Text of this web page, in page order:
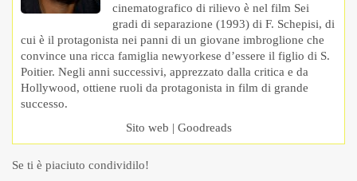
cinematografico di rilievo è nel film Sei
gradi di separazione (1993) di F. Schepisi, di
cui è il protagonista nei panni di un giovane imbroglione che
convince una ricca famiglia newyorkese d’essere il figlio di S.
Poitier. Negli anni successivi, apprezzato dalla critica e da
Hollywood, ottiene ruoli da protagonista in film di grande
successo.
Sito web | Goodreads
Se ti è piaciuto condividilo!